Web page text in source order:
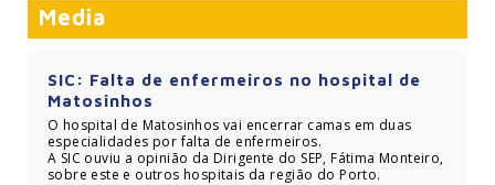
Media
SIC: Falta de enfermeiros no hospital de
Matosinhos
O hospital de Matosinhos vai encerrar camas em duas
especialidades por falta de enfermeiros.
A SIC ouviu a opinião da Dirigente do SEP, Fátima Monteiro,
sobre este e outros hospitais da região do Porto.